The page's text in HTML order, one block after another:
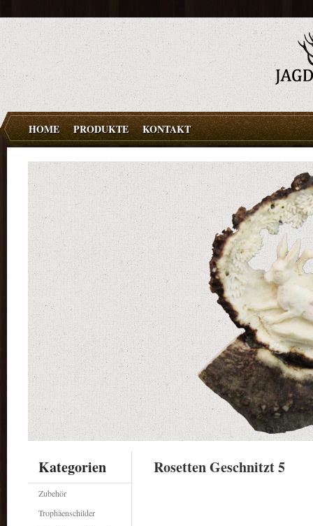
HOME PRODUKTE KONTAKT
Rosetten Geschnitzt 5
Kategorien
Zubehör
Trophäenschilder